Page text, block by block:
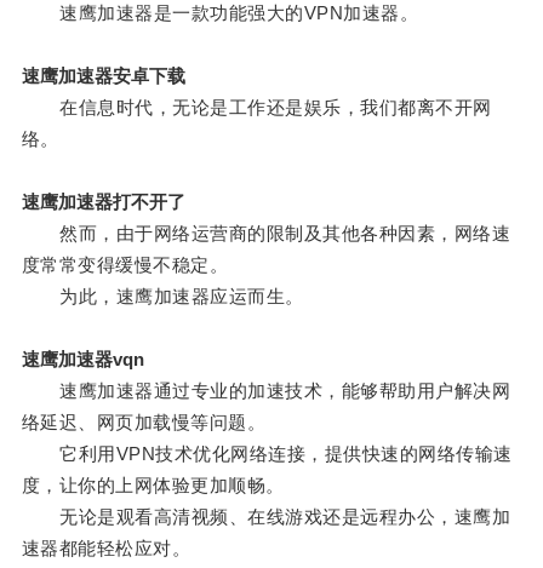
速鹰加速器是一款功能强大的VPN加速器。
速鹰加速器安卓下载
在信息时代，无论是工作还是娱乐，我们都离不开网
络。
速鹰加速器打不开了
然而，由于网络运营商的限制及其他各种因素，网络速
度常常变得缓慢不稳定。
为此，速鹰加速器应运而生。
速鹰加速器vqn
速鹰加速器通过专业的加速技术，能够帮助用户解决网
络延迟、网页加载慢等问题。
它利用VPN技术优化网络连接，提供快速的网络传输速
度，让你的上网体验更加顺畅。
无论是观看高清视频、在线游戏还是远程办公，速鹰加
速器都能轻松应对。